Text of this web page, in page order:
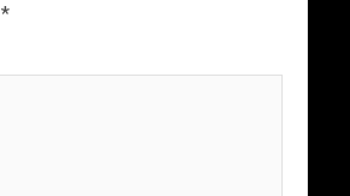
*